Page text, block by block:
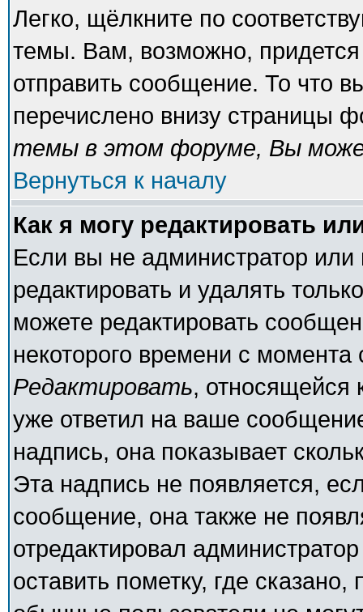
Легко, щёлкните по
темы. Вам, возможно, придется
отправить сообщение. То что
перечислено внизу страницы
темы в этом форуме, Вы
Вернуться к началу
Как я могу редактировать
Если вы не администратор
редактировать и удалять
можете редактировать
некоторого времени с
Редактировать, относящейся
уже ответил на ваше
надпись, она показывает
Эта надпись не появляется,
сообщение, она также не
отредактировал
оставить пометку, где